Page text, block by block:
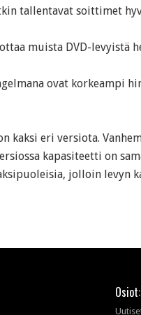
tallentavat soittimet
muista DVD-
ovat korkeampi
kaksi eri versiota.
kapasiteetti on
jolloin levyn
Osiot: